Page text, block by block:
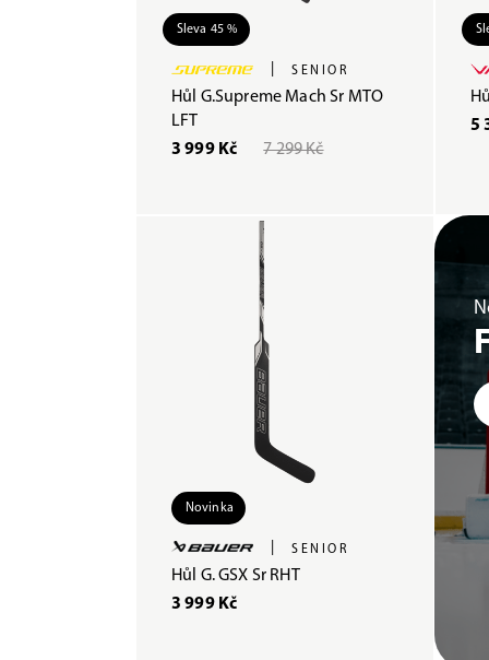
Sleva 45 %
SENIOR
Hůl G.Supreme Mach Sr MTO
LFT
3 999 Kč
7 299 Kč
5
Novinka
SENIOR
Hůl G. GSX Sr RHT
3 999 Kč